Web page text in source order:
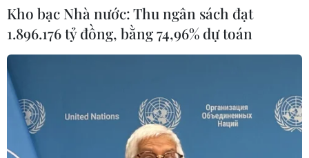
Quốc hội thảo luận về chính sách đặc thù
phát triển TP Hồ Chí Minh
Kho bạc Nhà nước: Thu ngân sách đạt
1.896.176 tỷ đồng, bằng 74,96% dự toán